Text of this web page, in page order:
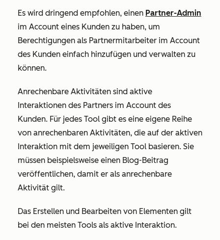
Es wird dringend empfohlen, einen Partner-Admin
im Account eines Kunden zu haben, um
Berechtigungen als Partnermitarbeiter im Account
des Kunden einfach hinzufügen und verwalten zu
können.
Anrechenbare Aktivitäten sind aktive
Interaktionen des Partners im Account des
Kunden. Für jedes Tool gibt es eine eigene Reihe
von anrechenbaren Aktivitäten, die auf der aktiven
Interaktion mit dem jeweiligen Tool basieren. Sie
müssen beispielsweise einen Blog-Beitrag
veröffentlichen, damit er als anrechenbare
Aktivität gilt.
Das Erstellen und Bearbeiten von Elementen gilt
bei den meisten Tools als aktive Interaktion.